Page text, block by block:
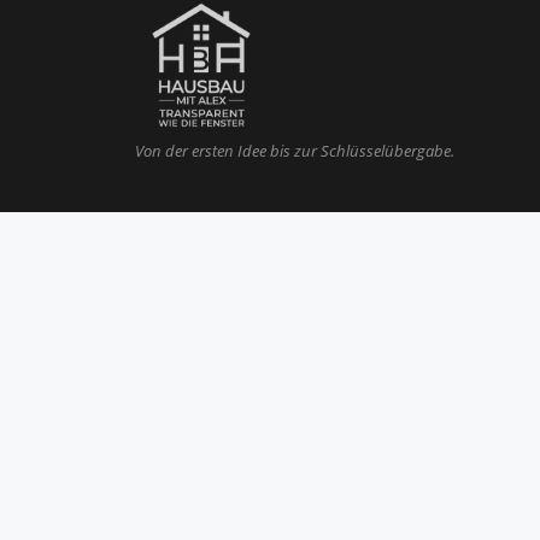
Von der ersten Idee bis zur Schlüsselübergabe.